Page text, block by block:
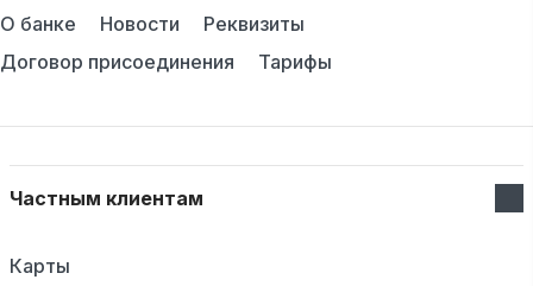
О банке
Новости
Реквизиты
Договор присоединения
Тарифы
Частным клиентам
Карты